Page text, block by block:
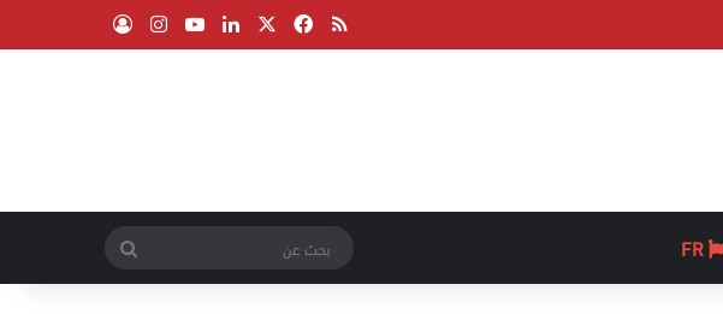
ملخص الموقع RSS
فيسبوك لينكدإن ‫YouTube
انستقرام
عن